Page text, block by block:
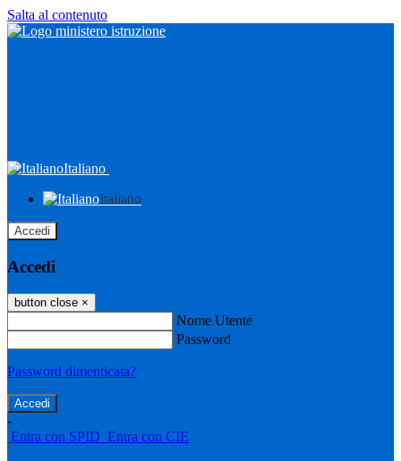
Salta al contenuto
Italiano
Italiano
Accedi
Accedi
button close ×
Nome Utente
Password
Password dimenticata?
-
Entra con SPID Entra con CIE